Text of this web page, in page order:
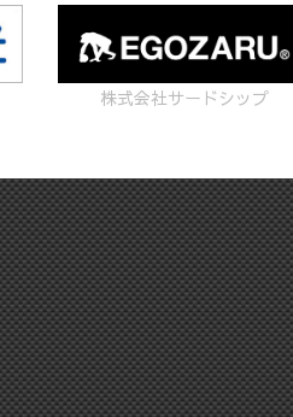
株式会社サードシップ